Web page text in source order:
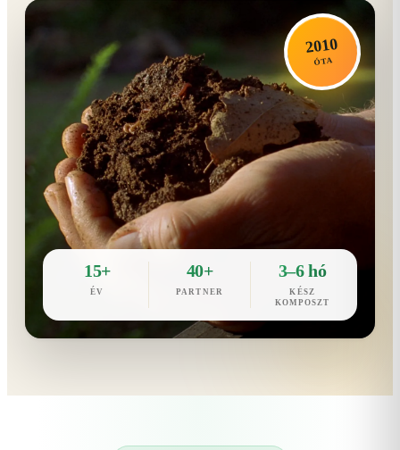
2010
ÓTA
15+
ÉV
40+
PARTNER
3–6 hó
KÉSZ
KOMPOSZT